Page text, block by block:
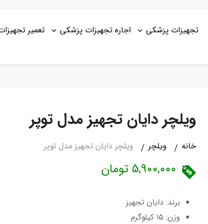
تجهیزات پزشکی اجاره تجهیزات پزشکی
تعمیر
ویلچر دایان تجهیز مدل توپر
خانه ویلچر ویلچر دایان تجهیز مدل توپر
5,900,000 تومان
برند: دایان تجهیز
وزن: ۱۵ کیلوگرم